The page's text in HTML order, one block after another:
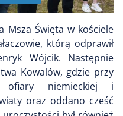
Msza Święta w kościele
którą odprawił
Wójcik. Następnie
Kowalów, gdzie przy
ofiary niemieckiej i
oraz oddano cześć